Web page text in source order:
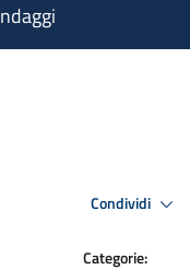
Condividi
Categorie: